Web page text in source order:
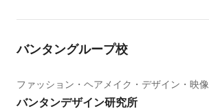
バンタングループ校
ファッション・ヘアメイク・デザイン・映像
バンタンデザイン研究所